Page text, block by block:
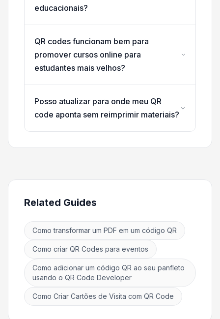
educacionais?
QR codes funcionam bem para
promover cursos online para
estudantes mais velhos?
Posso atualizar para onde meu QR
code aponta sem reimprimir materiais?
Related Guides
Como transformar um PDF em um código QR
Como criar QR Codes para eventos
Como adicionar um código QR ao seu panfleto
usando o QR Code Developer
Como Criar Cartões de Visita com QR Code